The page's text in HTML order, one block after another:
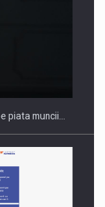
ON THE
piata muncii…